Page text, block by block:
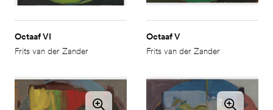
Octaaf VI
Frits van der Zander
Octaaf V
Frits van der Zander